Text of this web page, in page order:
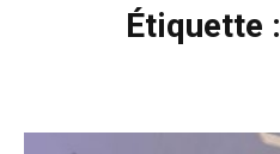
Étiquette :